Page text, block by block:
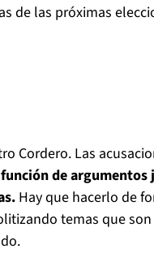
de las próximas
Cordero. Las
de
Hay que hacerlo de
temas que